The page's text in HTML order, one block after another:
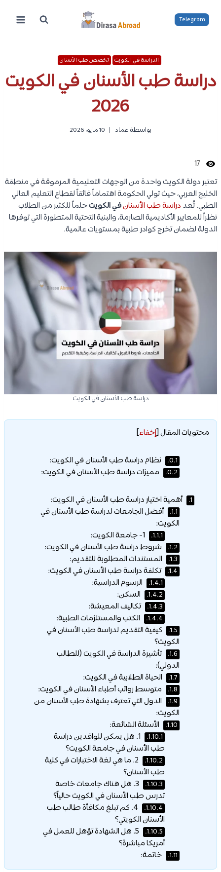
المحتوى
Telegram
الدراسة في الكويت تخصص طب الأسنان
دراسة طب الأسنان في الكويت
2026
بواسطة عماد 10 مايو، 2026
17
تعتبر دولة الكويت واحدة من الوجهات التعليمية المرموقة في منطقة
الخليج العربي، حيث تولي الحكومة اهتماماً فائقاً لقطاع التعليم العالي
الطبي. تُعد دراسة طب الأسنانفي الكويتحلماً للكثير من الطلاب
نظراً للمعايير الأكاديمية الصارمة، والبنية التحتية المتطورة التي توفرها
الدولة لضمان تخرج كوادر طبية بمستويات عالمية.
دراسة طب الأسنان في الكويت
محتويات المقال[إخفاء]
0.1. نظام دراسة طب الأسنان في الكويت:
0.2. مميزات دراسة طب الأسنان في الكويت:
1. أهمية اختيار دراسة طب الأسنان في الكويت:
1.1.
أفضل الجامعات لدراسة طب الأسنان في
الكويت:
1.1.1.
1.2. شروط دراسة طب الأسنان في الكويت:
1.3. المستندات المطلوبة للتقديم:
1.4. تكلفة دراسة طب الأسنان في الكويت:
1.4.1. الرسوم الدراسية:
1.4.2. السكن:
1.4.3. تكاليف المعيشة:
1.4.4. الكتب والمستلزمات الطبية:
1.5.
كيفية التقديم لدراسة طب الأسنان في
الكويت؟
1.6.
تأشيرة الدراسة في الكويت (للطالب
الدولي):
1.7. الحياة الطلابية في الكويت:
1.8. متوسط رواتب أطباء الأسنان في الكويت:
1.9.
الدول التي تعترف بشهادة طب الأسنان من
الكويت:
1.10. الأسئلة الشائعة:
1.10.1.
1. هل يمكن للوافدين دراسة
طب الأسنان في جامعة الكويت؟
1.10.2.
2. ما هي لغة الاختبارات في كلية
طب الأسنان؟
1.10.3.
3. هل هناك جامعات خاصة
تدرس طب الأسنان في الكويت حالياً؟
1.10.4.
4. كم تبلغ مكافأة طالب طب
الأسنان الكويتي؟
1.10.5.
5. هل الشهادة تؤهل للعمل في
أمريكا مباشرة؟
1.11. خاتمة: